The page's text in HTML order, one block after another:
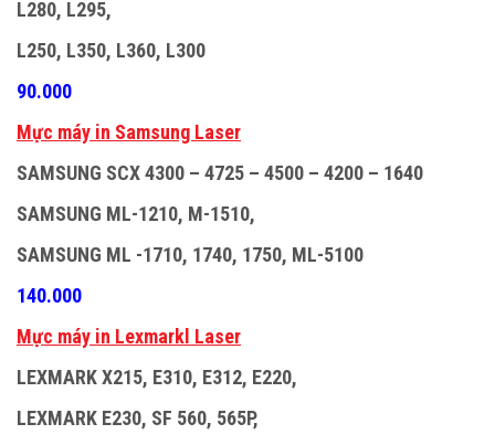
L280, L295,
L250, L350, L360, L300
90.000
Mực máy in Samsung Laser
SAMSUNG SCX 4300 – 4725 – 4500 – 4200 – 1640
SAMSUNG ML-1210, M-1510,
SAMSUNG ML -1710, 1740, 1750, ML-5100
140.000
Mực máy in Lexmarkl Laser
LEXMARK X215, E310, E312, E220,
LEXMARK E230, SF 560, 565P,